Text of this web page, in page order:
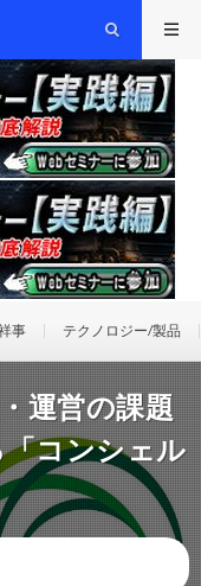
事 テクノロジー/製品
運営の課題
コンシェル